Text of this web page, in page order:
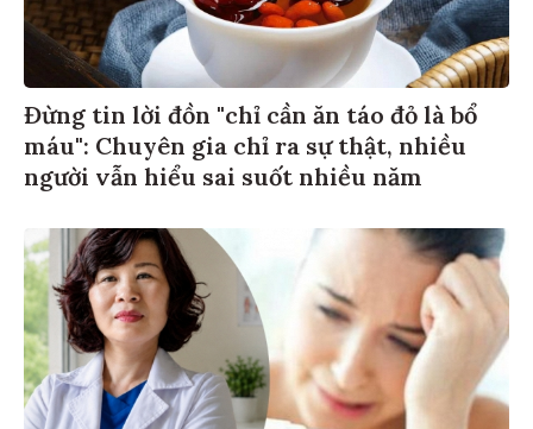
Đừng tin lời đồn "chỉ cần ăn táo đỏ là bổ
máu": Chuyên gia chỉ ra sự thật, nhiều
người vẫn hiểu sai suốt nhiều năm